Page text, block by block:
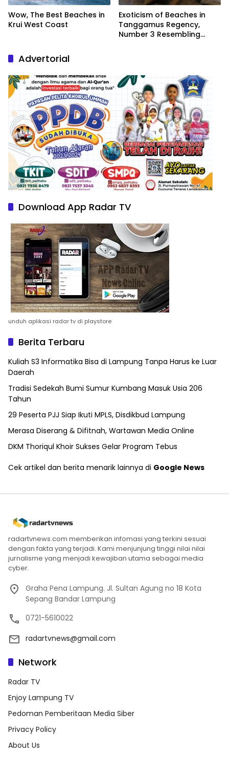
Wow, The Best Beaches in
Krui West Coast
Exoticism of Beaches in
Tanggamus Regency,
Number 3 Resembling
Advertorial
Download App Radar TV
unduh aplikasi radar tv di playstore
Berita Terbaru
Kuliah S3 Informatika Bisa di Lampung Tanpa Harus ke Luar
Daerah
Tradisi Sedekah Bumi Sumur Kumbang Masuk Usia 206
Tahun
29 Peserta PJJ Siap Ikuti MPLS, Disdikbud Lampung
Merasa Diserang & Difitnah, Wartawan Media Online
DKM Thoriqul Khoir Sukses Gelar Program Tebus
Cek artikel dan berita menarik lainnya di Google News
radartvnews.com memberikan infomasi yang terkini sesuai
dengan fakta yang terjadi. Kami menjunjung tinggi nilai nilai
jurnalisme yang menjadi kewajiban utama sebagai media
cyber.
Graha Pena Lampung. Jl. Sultan Agung no 18 Kota
Sepang Bandar Lampung
0721-5610022
radartvnews@gmail.com
Network
Radar TV
Enjoy Lampung TV
Pedoman Pemberitaan Media Siber
Privacy Policy
About Us